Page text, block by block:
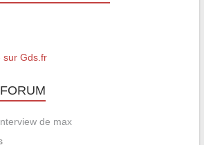
sur Gds.fr
de max